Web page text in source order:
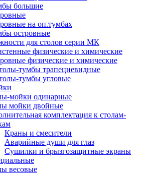
большие
на оп.тумбах
островные
для столов серии МК
физические и химические
физические и химические
тумбы трапециевидные
тумбы угловые
мойки одинарные
мойки двойные
комплектация к столам-
Краны и смесители
Аварийные души для глаз
Сушилки и брызгозащитные экраны
весовые